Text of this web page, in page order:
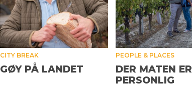
CITY BREAK
GØY PÅ LANDET
PEOPLE & PLACES
DER MATEN ER
PERSONLIG